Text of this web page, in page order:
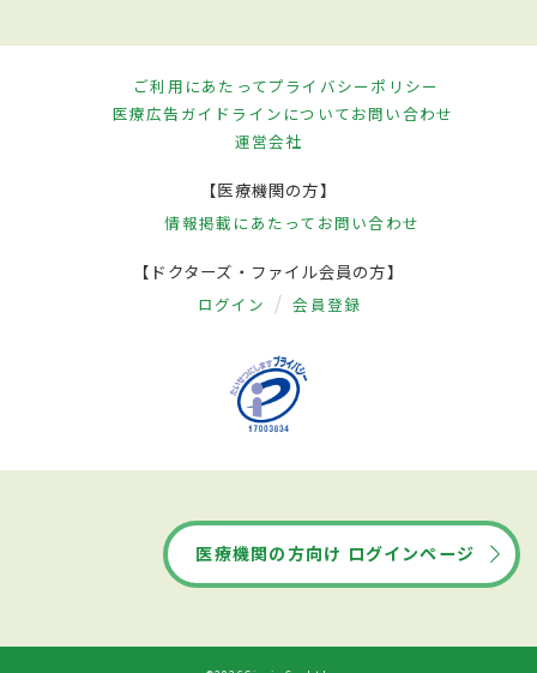
ご利用にあたってプライバシーポリシー
医療広告ガイドラインについてお問い合わせ
運営会社
【医療機関の方】
情報掲載にあたって お問い合わせ
【ドクターズ・ファイル会員の方】
ログイン 会員登録
医療機関の方向け ログインページ